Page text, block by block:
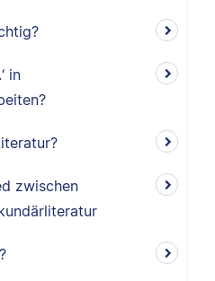
in
zwischen